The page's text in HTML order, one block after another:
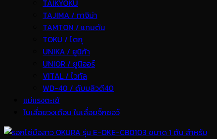
TAIKYOKU
TAJIMA / ทาจิม่า
TAMTON / แทมตัน
TOKU / โตกุ
UNIKA / ยูนิก้า
UNIOR / ยูนิออร์
VITAL / ไวทัล
WD-40 / ดับบลิวดี40
แม่แรงตะเข้
ใบเลื่อยวงเดือน ใบเลื่อยจิ๊กซอว์